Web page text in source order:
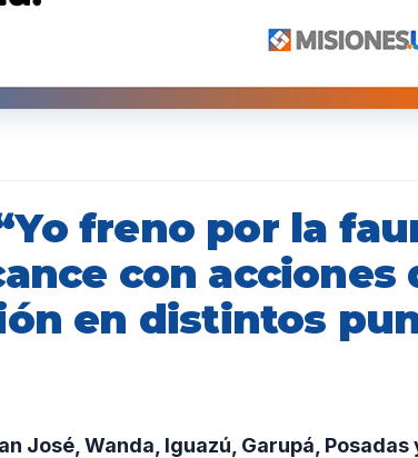
freno por la
con acciones
en distintos
José, Wanda, Iguazú, Garupá, Posadas